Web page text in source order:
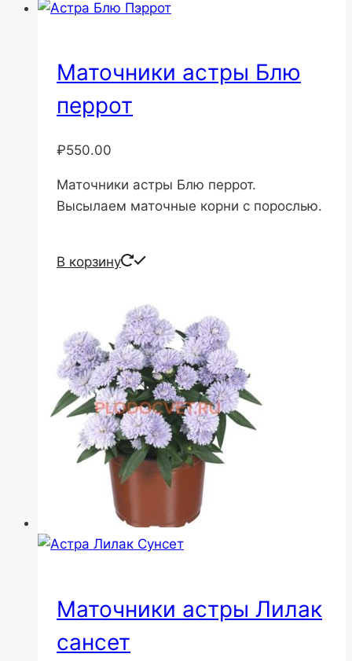
Маточники астры Блю
перрот
₽550.00
Маточники астры Блю перрот.
Высылаем маточные корни с порослью.
В корзину
Маточники астры Лилак
сансет